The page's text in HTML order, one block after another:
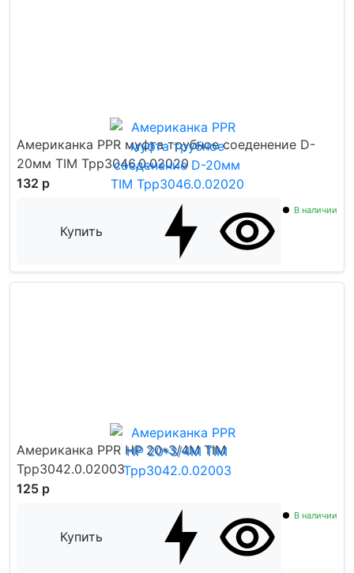
Американка PPR муфта трубное соеденение D-
20мм TIM Tpp3046.0.02020
132 р
Купить
В наличии
Американка PPR НР 20*3/4M TIM
Tpp3042.0.02003
125 р
Купить
В наличии